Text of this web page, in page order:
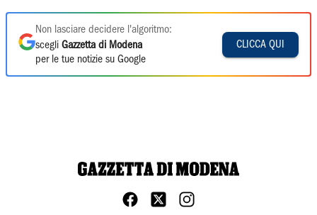
Non lasciare decidere l'algoritmo:
scegli Gazzetta di Modena
per le tue notizie su Google
CLICCA QUI